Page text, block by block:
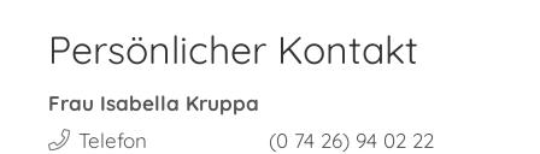
Persönlicher Kontakt
Frau Isabella Kruppa
Telefon
(0 74 26) 94 02 22